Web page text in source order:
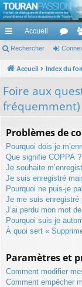
Le forum des propriétaires
cc
ès
pi
Accueil
or
u
e
m
es
Rechercher
Accueil Index du
Foire aux
fréquemment)
Problèmes de
Pourquoi dois-je
Que signifie COPPA ?
Je souhaite
Je suis enregistré
Pourquoi ne puis-je
Je me suis enregistré
J’ai perdu mon mot
Pourquoi suis-je
À quoi sert «
Paramètres et
Comment modifier
Comment empêcher